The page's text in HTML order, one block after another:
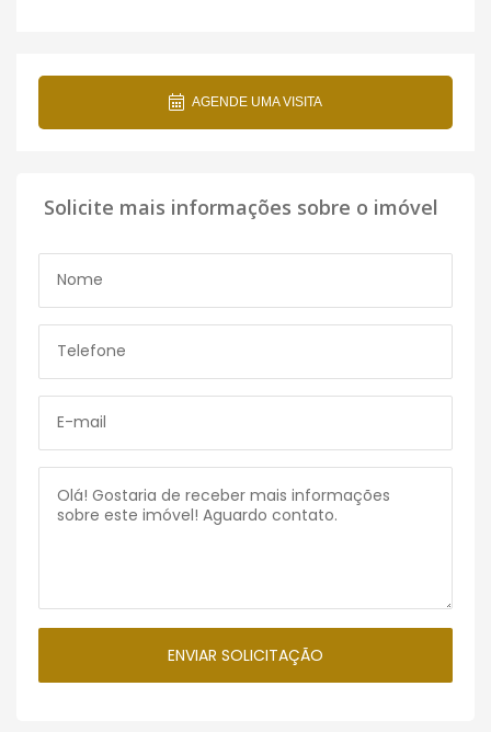
AGENDE UMA VISITA
Solicite mais informações sobre o imóvel